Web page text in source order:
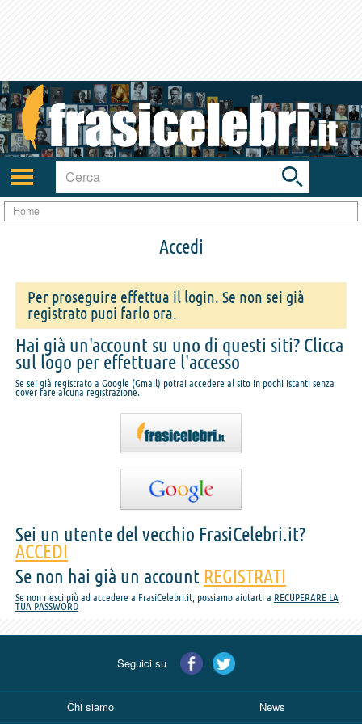
Attiva/disattiva
navigazione
Toggle
search
bar
Home
Accedi
Per proseguire effettua il login. Se non sei già
registrato puoi farlo ora.
Hai già un'account su uno di questi siti? Clicca
sul logo per effettuare l'accesso
Se sei già registrato a Google (Gmail) potrai accedere al sito in pochi istanti senza
dover fare alcuna registrazione.
Sei un utente del vecchio FrasiCelebri.it?
ACCEDI
Se non hai già un account REGISTRATI
Se non riesci più ad accedere a FrasiCelebri.it, possiamo aiutarti a RECUPERARE LA
TUA PASSWORD
Seguici su
Chi siamo News